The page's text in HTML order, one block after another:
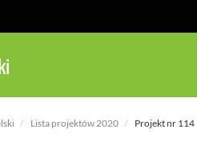
Lista projektów 2020 Projekt nr 114